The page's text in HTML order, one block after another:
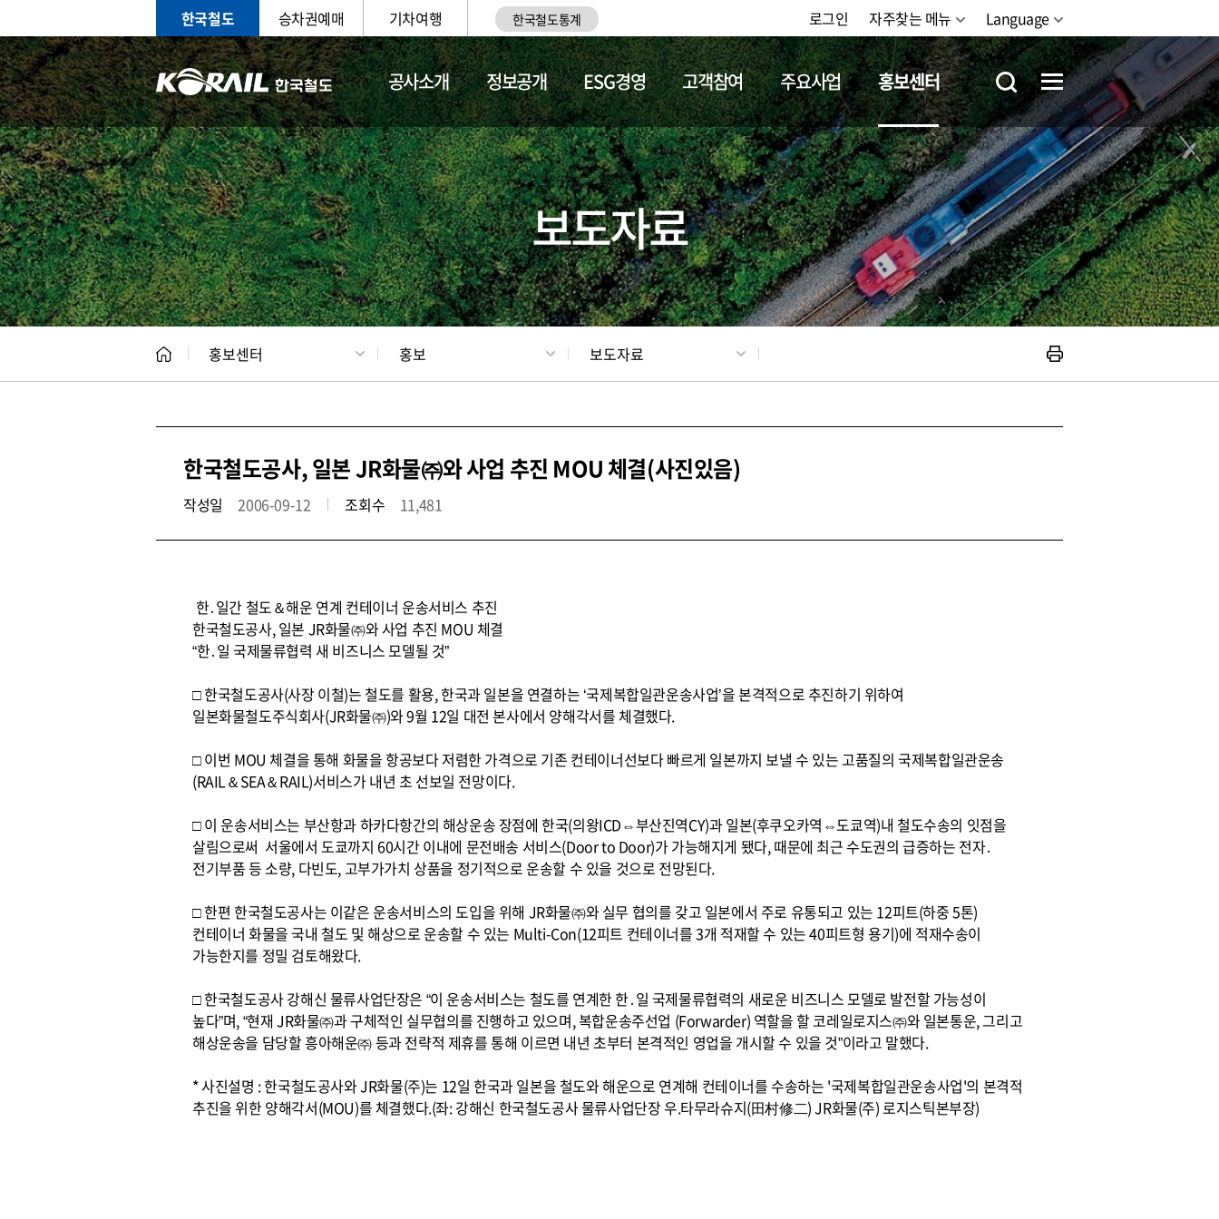
한국철도 승차권예매 기차여행 한국철도통계 로그인 자주찾는 메뉴 Language
공사소개 정보공개 ESG경영 고객참여 주요사업 홍보센터
홍보 문화사업 갤러리 기차소개 철도체험
보도자료
홍보센터 홍보 보도자료
한국철도공사, 일본 JR화물㈜와 사업 추진 MOU 체결(사진있음)
작성일 2006-09-12 조회수 11,481
한․일간 철도＆해운 연계 컨테이너 운송서비스 추진
한국철도공사, 일본 JR화물㈜와 사업 추진 MOU 체결
“한․일 국제물류협력 새 비즈니스 모델될 것”
□ 한국철도공사(사장 이철)는 철도를 활용, 한국과 일본을 연결하는 ‘국제복합일관운송사업’을 본격적으로 추진하기 위하여
일본화물철도주식회사(JR화물㈜)와 9월 12일 대전 본사에서 양해각서를 체결했다.
□ 이번 MOU 체결을 통해 화물을 항공보다 저렴한 가격으로 기존 컨테이너선보다 빠르게 일본까지 보낼 수 있는 고품질의 국제복합일관운송
(RAIL＆SEA＆RAIL)서비스가 내년 초 선보일 전망이다.
□ 이 운송서비스는 부산항과 하카다항간의 해상운송 장점에 한국(의왕ICD⇔부산진역CY)과 일본(후쿠오카역⇔도쿄역)내 철도수송의 잇점을
살림으로써 서울에서 도쿄까지 60시간 이내에 문전배송 서비스(Door to Door)가 가능해지게 됐다, 때문에 최근 수도권의 급증하는 전자․
전기부품 등 소량, 다빈도, 고부가가치 상품을 정기적으로 운송할 수 있을 것으로 전망된다.
□ 한편 한국철도공사는 이같은 운송서비스의 도입을 위해 JR화물㈜와 실무 협의를 갖고 일본에서 주로 유통되고 있는 12피트(하중 5톤)
컨테이너 화물을 국내 철도 및 해상으로 운송할 수 있는 Multi-Con(12피트 컨테이너를 3개 적재할 수 있는 40피트형 용기)에 적재수송이
가능한지를 정밀 검토해왔다.
□ 한국철도공사 강해신 물류사업단장은 “이 운송서비스는 철도를 연계한 한․일 국제물류협력의 새로운 비즈니스 모델로 발전할 가능성이
높다”며, “현재 JR화물㈜과 구체적인 실무협의를 진행하고 있으며, 복합운송주선업 (Forwarder) 역할을 할 코레일로지스㈜와 일본통운, 그리고
해상운송을 담당할 흥아해운㈜ 등과 전략적 제휴를 통해 이르면 내년 초부터 본격적인 영업을 개시할 수 있을 것”이라고 말했다.
* 사진설명 : 한국철도공사와 JR화물(주)는 12일 한국과 일본을 철도와 해운으로 연계해 컨테이너를 수송하는 '국제복합일관운송사업'의 본격적
추진을 위한 양해각서(MOU)를 체결했다.(좌: 강해신 한국철도공사 물류사업단장 우.타무라슈지(田村修二) JR화물(주) 로지스틱본부장)